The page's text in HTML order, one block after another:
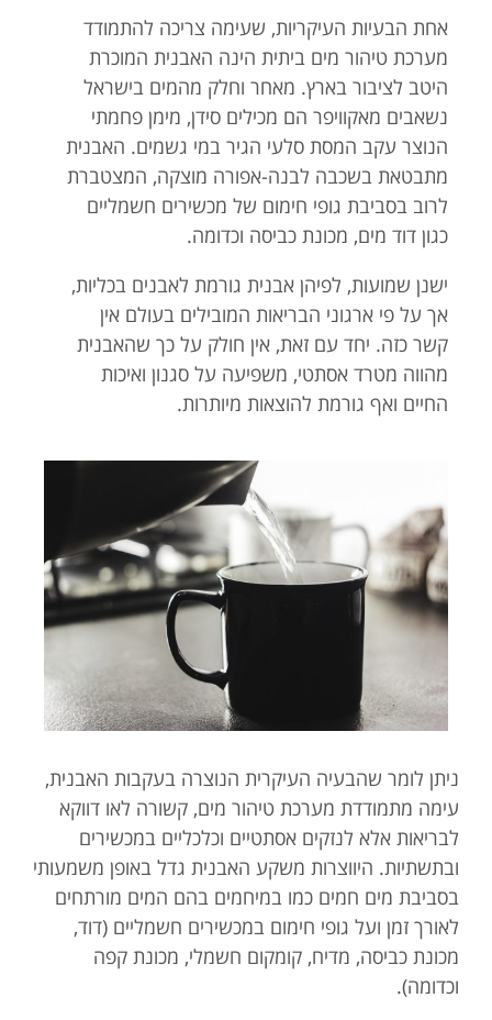
אחת הבעיות העיקריות, שעימה צריכה להתמודד
מערכת טיהור מים ביתית הינה האבנית המוכרת
היטב לציבור בארץ. מאחר וחלק מהמים בישראל
נשאבים מאקוויפר הם מכילים סידן, מימן פחמתי
הנוצר עקב המסת סלעי הגיר במי גשמים. האבנית
מתבטאת בשכבה לבנה-אפורה מוצקה, המצטברת
לרוב בסביבת גופי חימום של מכשירים חשמליים
כגון דוד מים, מכונת כביסה וכדומה.
ישנן שמועות, לפיהן אבנית גורמת לאבנים בכליות,
אך על פי ארגוני הבריאות המובילים בעולם אין
קשר כזה. יחד עם זאת, אין חולק על כך שהאבנית
מהווה מטרד אסתטי, משפיעה על סגנון ואיכות
החיים ואף גורמת להוצאות מיותרות.
ניתן לומר שהבעיה העיקרית הנוצרה בעקבות האבנית,
עימה מתמודדת מערכת טיהור מים, קשורה לאו דווקא
לבריאות אלא לנזקים אסתטיים וכלכליים במכשירים
ובתשתיות. היווצרות משקע האבנית גדל באופן משמעותי
בסביבת מים חמים כמו במיחמים בהם המים מורתחים
לאורך זמן ועל גופי חימום במכשירים חשמליים (דוד,
מכונת כביסה, מדיח, קומקום חשמלי, מכונת קפה
וכדומה).